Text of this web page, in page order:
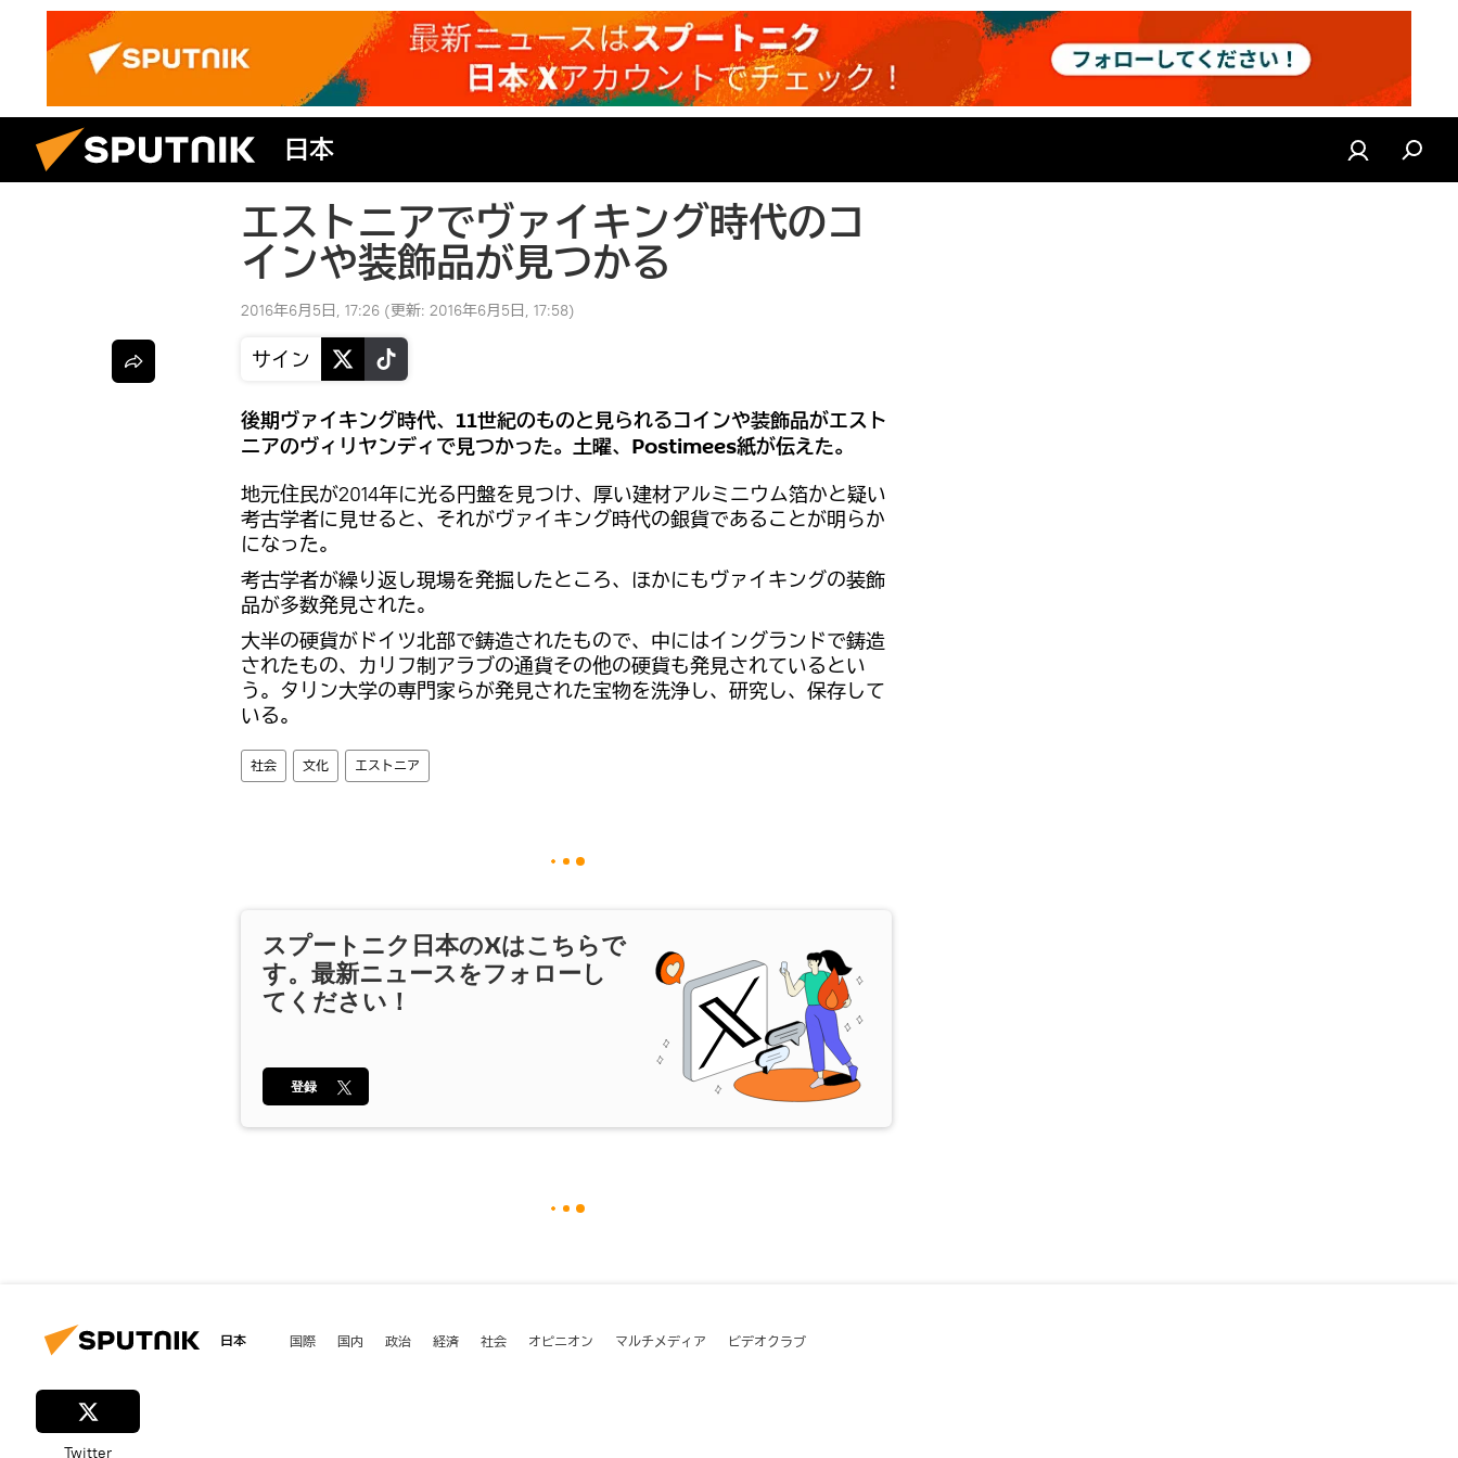
日本
エストニアでヴァイキング時代のコ
インや装飾品が見つかる
2016年6月5日, 17:26 (更新: 2016年6月5日, 17:58)
サイン
後期ヴァイキング時代、11世紀のものと見られるコインや装飾品がエスト
ニアのヴィリヤンディで見つかった。土曜、Postimees紙が伝えた。
地元住民が2014年に光る円盤を見つけ、厚い建材アルミニウム箔かと疑い
考古学者に見せると、それがヴァイキング時代の銀貨であることが明らか
になった。
考古学者が繰り返し現場を発掘したところ、ほかにもヴァイキングの装飾
品が多数発見された。
大半の硬貨がドイツ北部で鋳造されたもので、中にはイングランドで鋳造
されたもの、カリフ制アラブの通貨その他の硬貨も発見されているとい
う。タリン大学の専門家らが発見された宝物を洗浄し、研究し、保存して
いる。
社会 文化 エストニア
スプートニク日本のXはこちらで
す。最新ニュースをフォローし
てください！
登録
日本 国際 国内 政治 経済 社会 オピニオン マルチメディア ビデオクラブ
Twitter